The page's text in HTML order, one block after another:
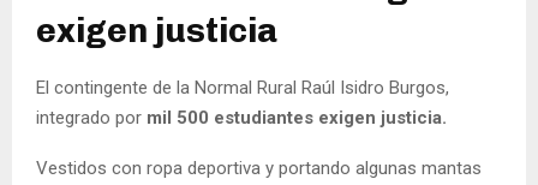
exigen justicia
El contingente de la Normal Rural Raúl Isidro Burgos,
integrado por mil 500 estudiantes exigen justicia.
Vestidos con ropa deportiva y portando algunas mantas